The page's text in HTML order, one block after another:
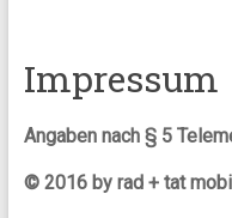
mobil
Ihr
Fahrradservice
Impressum
Angaben nach § 5
© 2016 by rad + tat